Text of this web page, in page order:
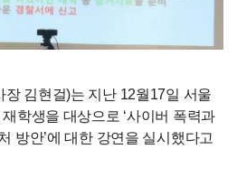
김현걸)는 지난 12월17일 서울
학생을 대상으로 ‘사이버 폭력과
방안’에 대한 강연을 실시했다고